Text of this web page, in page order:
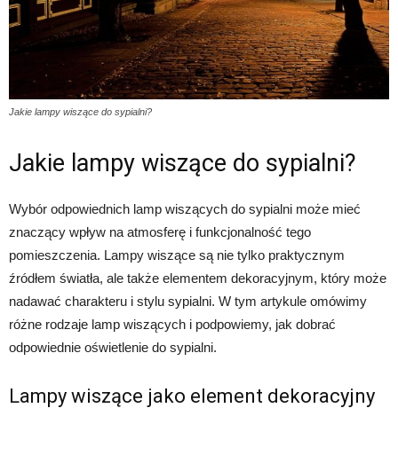
Jakie lampy wiszące do sypialni?
Jakie lampy wiszące do sypialni?
Wybór odpowiednich lamp wiszących do sypialni może mieć
znaczący wpływ na atmosferę i funkcjonalność tego
pomieszczenia. Lampy wiszące są nie tylko praktycznym
źródłem światła, ale także elementem dekoracyjnym, który może
nadawać charakteru i stylu sypialni. W tym artykule omówimy
różne rodzaje lamp wiszących i podpowiemy, jak dobrać
odpowiednie oświetlenie do sypialni.
Lampy wiszące jako element dekoracyjny